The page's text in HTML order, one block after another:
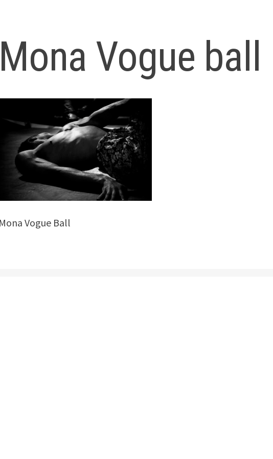
Mona Vogue ball
Mona Vogue Ball